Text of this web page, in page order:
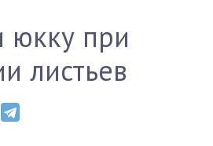
юкку при
листьев